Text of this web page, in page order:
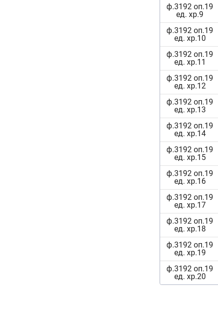
ф.3192 оп.19
ед. хр.9
ф.3192 оп.19
ед. хр.10
ф.3192 оп.19
ед. хр.11
ф.3192 оп.19
ед. хр.12
ф.3192 оп.19
ед. хр.13
ф.3192 оп.19
ед. хр.14
ф.3192 оп.19
ед. хр.15
ф.3192 оп.19
ед. хр.16
ф.3192 оп.19
ед. хр.17
ф.3192 оп.19
ед. хр.18
ф.3192 оп.19
ед. хр.19
ф.3192 оп.19
ед. хр.20